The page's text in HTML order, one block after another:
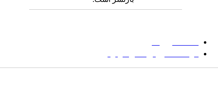
دانشگاه بیرجند
مؤسسه آموزش عالی فردوس